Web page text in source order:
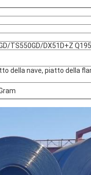
TS550GD/DX51D+Z
della nave, piatto della